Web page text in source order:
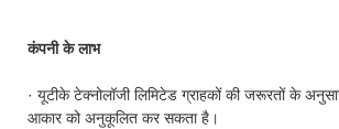
कंपनी के लाभ
· यूटीके टेक्नोलॉजी लिमिटेड ग्राहकों की जरूरतों के
आकार को अनुकूलित कर सकता है।